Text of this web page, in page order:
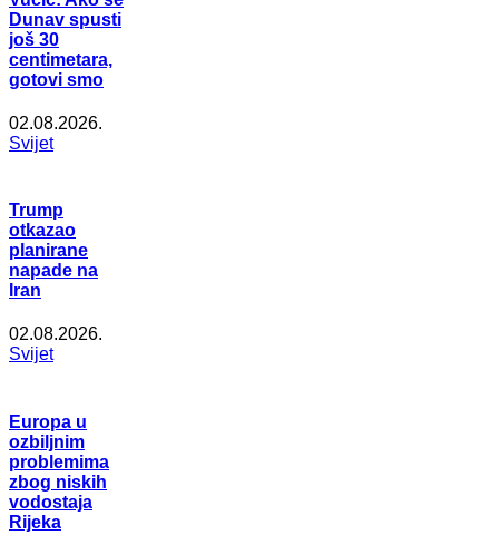
Dunav spusti
još 30
centimetara,
gotovi smo
02.08.2026.
Svijet
Trump
otkazao
planirane
napade na
Iran
02.08.2026.
Svijet
Europa u
ozbiljnim
problemima
zbog niskih
vodostaja
Rijeka